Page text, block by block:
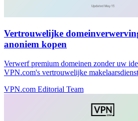
Vertrouwelijke
anoniem kopen
Verwerf premium domeinen zonder uw
VPN.com's vertrouwelijke
VPN.com Editorial Team